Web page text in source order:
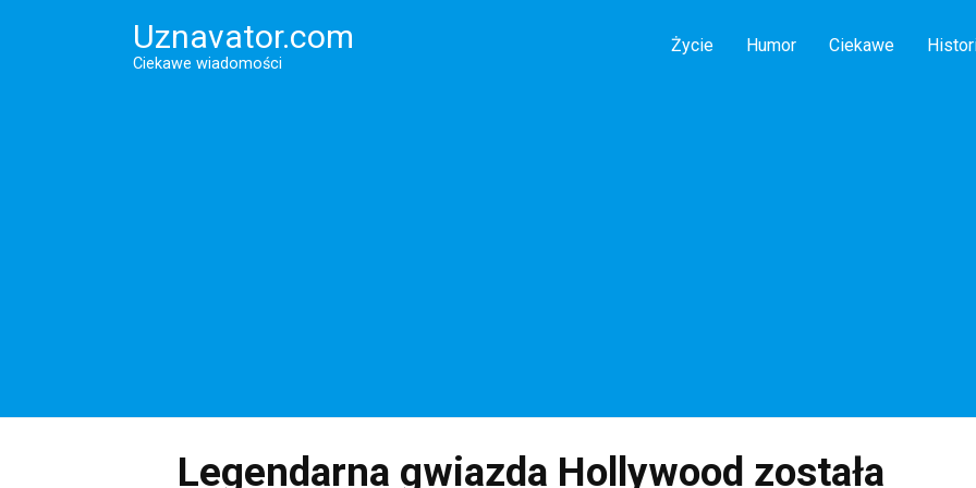
Uznavator.com
Ciekawe wiadomości
Życie Humor Ciekawe
Legendarna gwiazda Hollywood została